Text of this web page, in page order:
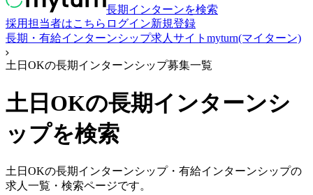
長期インターンを検索
採用担当者はこちら ログイン新規登録
長期・有給インターンシップ求人サイトmyturn(マイターン)
土日OKの長期インターンシップ募集一覧
土日OKの長期インターンシ
ップを検索
土日OKの長期インターンシップ・有給インターンシップの
求人一覧・検索ページです。